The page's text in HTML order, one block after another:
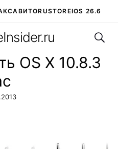
АВИТОRUSTOREIOS 26.6
ЧАТ В ROBLOX
OS X 10.8.3